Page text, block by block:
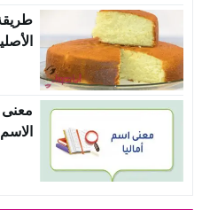
معنى
الاسم